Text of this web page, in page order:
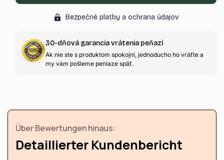
Bezpečné platby a ochrana údajov
30-dňová garancia vrátenia peňazí
Ak nie ste s produktom spokojní, jednoducho ho vráťte a
my vám pošleme peniaze späť.
Über Bewertungen hinaus:
Detaillierter Kundenbericht